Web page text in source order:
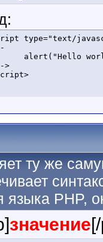
type="text/
>
ту же
языка PHP,
значение